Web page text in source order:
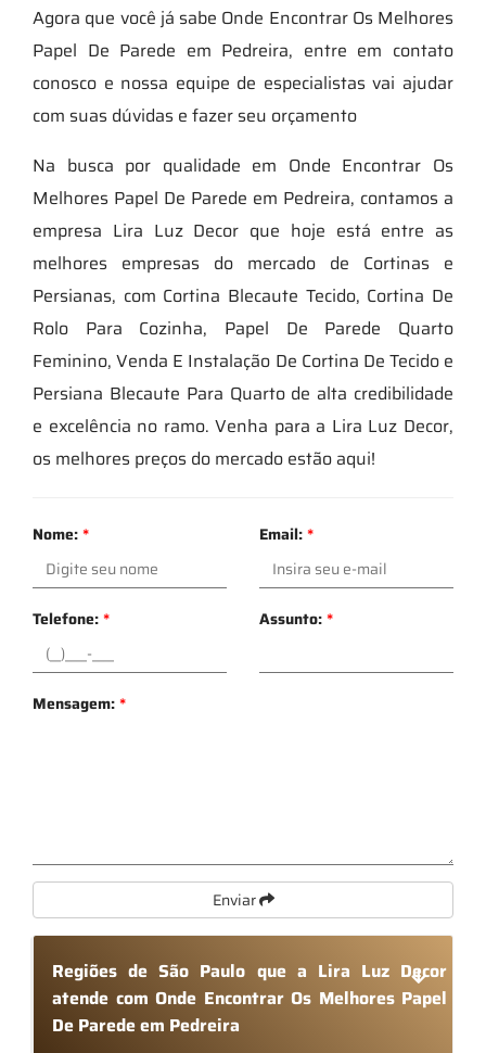
Agora que você já sabe Onde Encontrar Os Melhores
Papel De Parede em Pedreira, entre em contato
conosco e nossa equipe de especialistas vai ajudar
com suas dúvidas e fazer seu orçamento
Na busca por qualidade em Onde Encontrar Os
Melhores Papel De Parede em Pedreira, contamos a
empresa Lira Luz Decor que hoje está entre as
melhores empresas do mercado de Cortinas e
Persianas, com Cortina Blecaute Tecido, Cortina De
Rolo Para Cozinha, Papel De Parede Quarto
Feminino, Venda E Instalação De Cortina De Tecido e
Persiana Blecaute Para Quarto de alta credibilidade
e excelência no ramo. Venha para a Lira Luz Decor,
os melhores preços do mercado estão aqui!
Nome:* Email:*
Telefone:* Assunto:*
Mensagem:*
Enviar
Regiões de São Paulo que a Lira Luz Decor
atende com Onde Encontrar Os Melhores Papel
De Parede em Pedreira